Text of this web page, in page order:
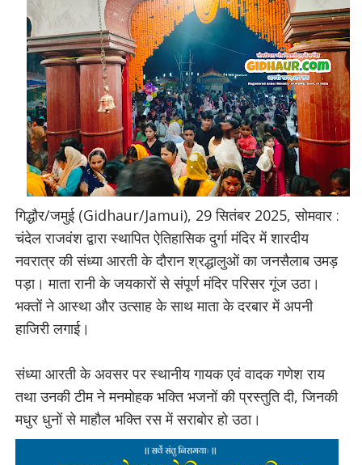
गिद्धौर/जमुई (Gidhaur/Jamui), 29 सितंबर 2025, सोमवार :
चंदेल राजवंश द्वारा स्थापित ऐतिहासिक दुर्गा मंदिर में शारदीय
नवरात्र की संध्या आरती के दौरान श्रद्धालुओं का जनसैलाब उमड़
पड़ा। माता रानी के जयकारों से संपूर्ण मंदिर परिसर गूंज उठा।
भक्तों ने आस्था और उत्साह के साथ माता के दरबार में अपनी
हाजिरी लगाई।
संध्या आरती के अवसर पर स्थानीय गायक एवं वादक गणेश राय
तथा उनकी टीम ने मनमोहक भक्ति भजनों की प्रस्तुति दी, जिनकी
मधुर धुनों से माहौल भक्ति रस में सराबोर हो उठा।